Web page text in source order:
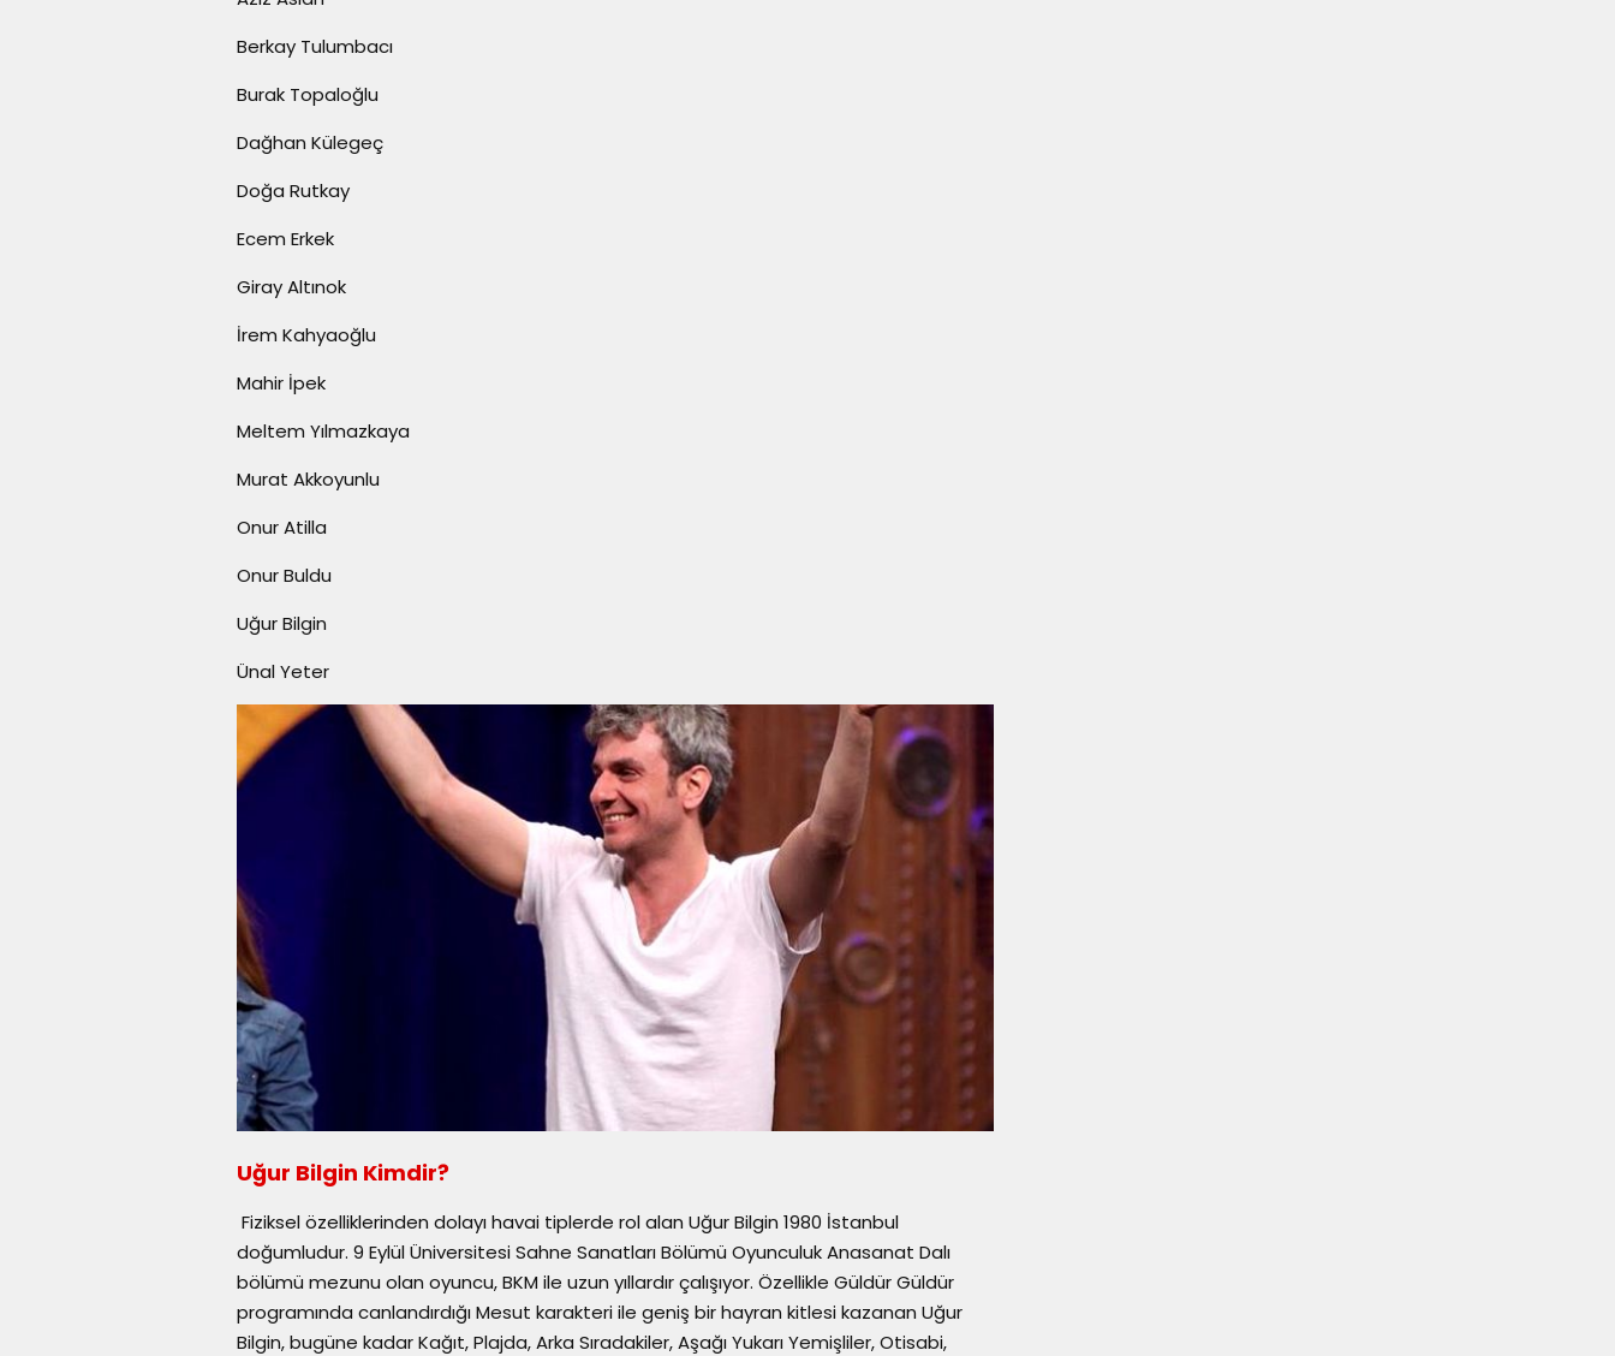
Berkay Tulumbacı
Burak Topaloğlu
Dağhan Külegeç
Doğa Rutkay
Ecem Erkek
Giray Altınok
İrem Kahyaoğlu
Mahir İpek
Meltem Yılmazkaya
Murat Akkoyunlu
Onur Atilla
Onur Buldu
Uğur Bilgin
Ünal Yeter
Uğur Bilgin Kimdir?
Fiziksel özelliklerinden dolayı havai tiplerde rol alan Uğur Bilgin 1980 İstanbul
doğumludur. 9 Eylül Üniversitesi Sahne Sanatları Bölümü Oyunculuk Anasanat Dalı
bölümü mezunu olan oyuncu, BKM ile uzun yıllardır çalışıyor. Özellikle Güldür Güldür
programında canlandırdığı Mesut karakteri ile geniş bir hayran kitlesi kazanan Uğur
Bilgin, bugüne kadar Kağıt, Plajda, Arka Sıradakiler, Aşağı Yukarı Yemişliler, Otisabi,